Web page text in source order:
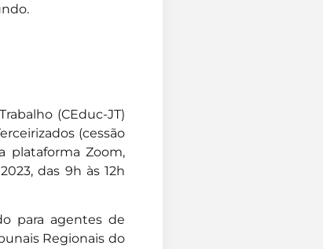
(CEduc-JT)
(cessão
plataforma Zoom,
das 9h às 12h
para agentes de
Regionais do